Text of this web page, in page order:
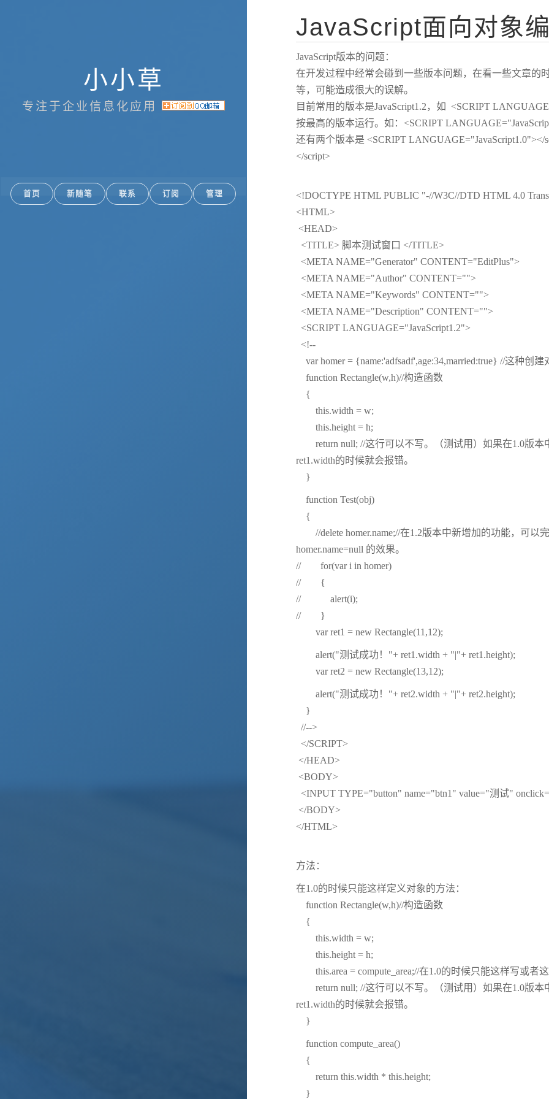
小小草
专注于企业信息化应用
首页 新随笔 联系 订阅 管理
JavaScript面向对象
JavaScript版本的问题：
在开发过程中经常会碰到一些版本问题，在看一些文章的
等，可能造成很大的误解。
目前常用的版本是JavaScript1.2，如 <SCRIPT
按最高的版本运行。如：<SCRIPT
还有两个版本是 <SCRIPT
</script>
<!DOCTYPE HTML PUBLIC "-//W3C//DTD HTML 4.0
<HTML>
<HEAD>
<TITLE> 脚本测试窗口 </TITLE>
<META NAME="Generator" CONTENT="EditPlus">
<META NAME="Author" CONTENT="">
<META NAME="Keywords" CONTENT="">
<META NAME="Description" CONTENT="">
<SCRIPT LANGUAGE="JavaScript1.2">
<!--
var homer = {name:'adfsadf',age:34,married:true} //这种创
function Rectangle(w,h)//构造函数
{
this.width = w;
this.height = h;
return null; //这行可以不写。（测试用）如果在1.0版本
ret1.width的时候就会报错。
}
function Test(obj)
{
//delete homer.name;//在1.2版本中新增加的功能，可以
homer.name=null 的效果。
// for(var i in homer)
// {
// alert(i);
// }
var ret1 = new Rectangle(11,12);
alert("测试成功！"+ ret1.width + "|"+ ret1.height);
var ret2 = new Rectangle(13,12);
alert("测试成功！"+ ret2.width + "|"+ ret2.height);
}
//-->
</SCRIPT>
</HEAD>
<BODY>
<INPUT TYPE="button" name="btn1" value="测试"
</BODY>
</HTML>
方法：
在1.0的时候只能这样定义对象的方法：
function Rectangle(w,h)//构造函数
{
this.width = w;
this.height = h;
this.area = compute_area;//在1.0的时候只能这样写或者这
return null; //这行可以不写。（测试用）如果在1.0版本
ret1.width的时候就会报错。
}
function compute_area()
{
return this.width * this.height;
}